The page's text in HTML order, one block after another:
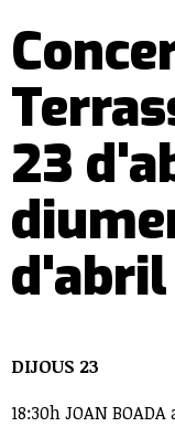
23
d'abril
DIJOUS 23
18:30h JOAN